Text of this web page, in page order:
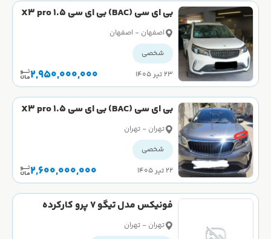
بی ای سی (BAC) بی ای سی X3 pro 1.5
لیتر سال 1404
اصفهان - اصفهان
شخصی
۲۳ تیر ۱۴۰۵
2,950,000,000
بی ای سی (BAC) بی ای سی X3 pro 1.5
لیتر سال 1403
تهران - تهران
شخصی
۲۲ تیر ۱۴۰۵
2,600,000,000
فونیکس مدل تیگو 7 پرو کارکرده
تهران - تهران